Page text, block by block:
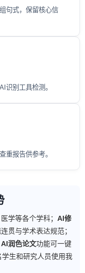
句式，保留核心信
识别工具检测。
重报告供参考。
学等各个学科； AI修
贯与学术表达规范；
AI润色论文功能可一键
生和研究人员使用我